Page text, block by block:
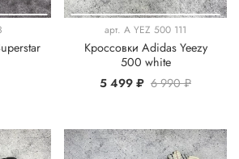
арт. A YEZ 500 111
Кроссовки Adidas Yeezy
500 white
5 499 ₽ 6 990 ₽